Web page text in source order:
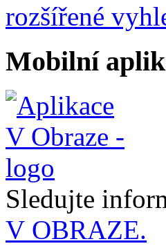
rozšířené
Mobilní
Sledujte
V OBRAZE.